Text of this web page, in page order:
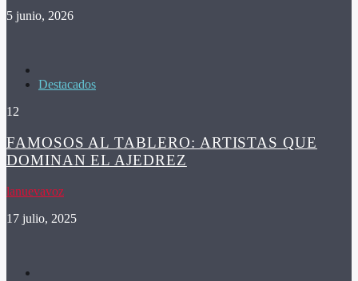
5 junio, 2026
Destacados
12
FAMOSOS AL TABLERO: ARTISTAS QUE
DOMINAN EL AJEDREZ
lanuevavoz
17 julio, 2025